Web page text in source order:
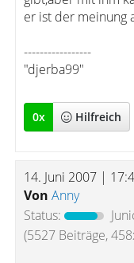
er ist der meinung
-----------------
"djerba99"
0x Hilfreich
14. Juni 2007 |
Von Anny
Status:
(5527 Beiträge,